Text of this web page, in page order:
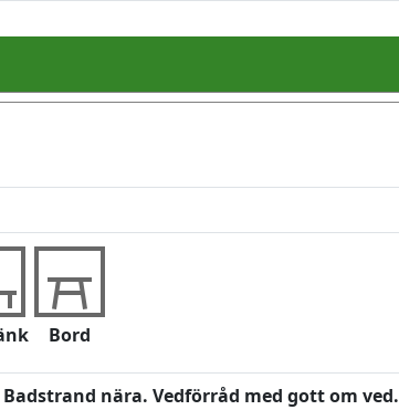
Bord
nära. Vedförråd med gott om ved.